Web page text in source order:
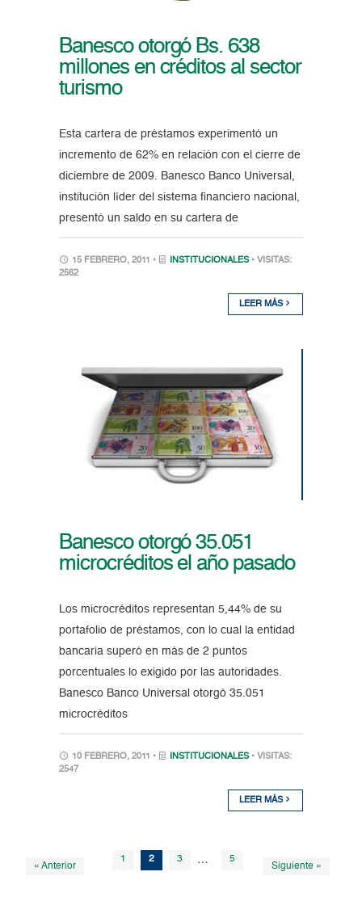
Banesco otorgó Bs. 638
millones en créditos al sector
turismo
Esta cartera de préstamos experimentó un
incremento de 62% en relación con el cierre de
diciembre de 2009. Banesco Banco Universal,
institución líder del sistema financiero nacional,
presentó un saldo en su cartera de
15 FEBRERO, 2011 • INSTITUCIONALES • VISITAS:
2562
LEER MÁS
Banesco otorgó 35.051
microcréditos el año pasado
Los microcréditos representan 5,44% de su
portafolio de préstamos, con lo cual la entidad
bancaria superó en más de 2 puntos
porcentuales lo exigido por las autoridades.
Banesco Banco Universal otorgó 35.051
microcréditos
10 FEBRERO, 2011 • INSTITUCIONALES • VISITAS:
2547
LEER MÁS
« Anterior
1 2 3 … 5
Siguiente »